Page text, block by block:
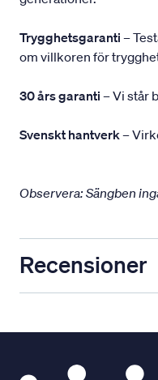
Trygghetsgaranti –
om villkoren för
30 års garanti – Vi står
Svenskt hantverk–
Observera: Sängben
Recensioner